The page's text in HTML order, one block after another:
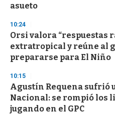
asueto
10:24
Orsi valora “respuestas
extratropical y reúne al
prepararse para El Niño
10:15
Agustín Requena sufrió
Nacional: se rompió los
jugando en el GPC